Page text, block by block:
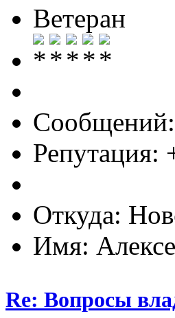
Ветеран
Репутация:
Откуда:
Имя:
Re: Вопросы